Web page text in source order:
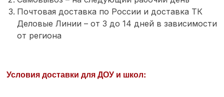
Почтовая доставка по России и доставка ТК
Деловые Линии – от 3 до 14 дней в зависимости
от региона
Условия доставки для ДОУ и школ: